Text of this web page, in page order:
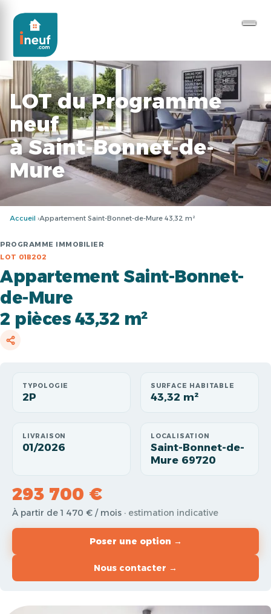
LOT du Programme
neuf
à Saint-Bonnet-de-
Mure
Accueil Appartement Saint-Bonnet-de-Mure 43,32 m²
PROGRAMME IMMOBILIER
LOT 01B202
Appartement Saint-Bonnet-
de-Mure
2 pièces 43,32 m²
TYPOLOGIE
2P
SURFACE HABITABLE
43,32 m²
LIVRAISON
01/2026
LOCALISATION
Saint-Bonnet-de-
Mure 69720
293 700 €
À partir de 1 470 € / mois · estimation indicative
Poser une option →
Nous contacter →